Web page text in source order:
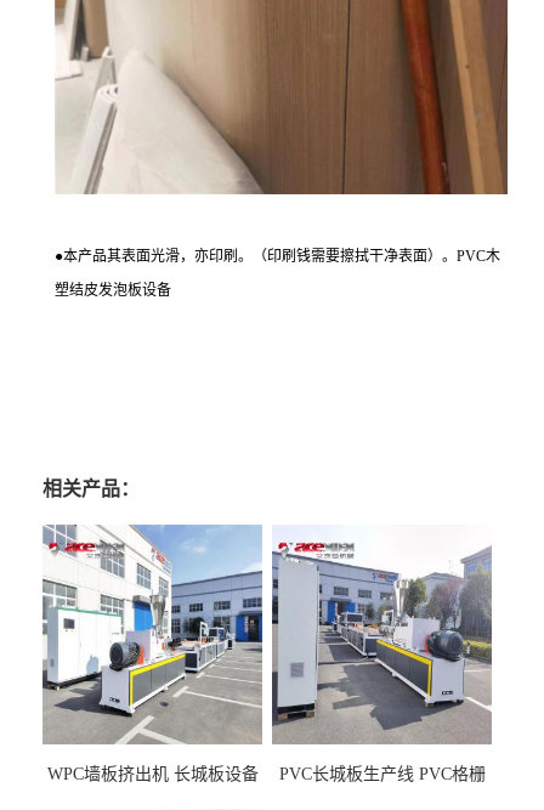
●本产品其表面光滑，亦印刷。（印刷钱需要擦拭干净表面）。 PVC木
塑结皮发泡板设备
相关产品：
WPC墙板挤出机 长城板设备
PVC长城板生产线 PVC格栅